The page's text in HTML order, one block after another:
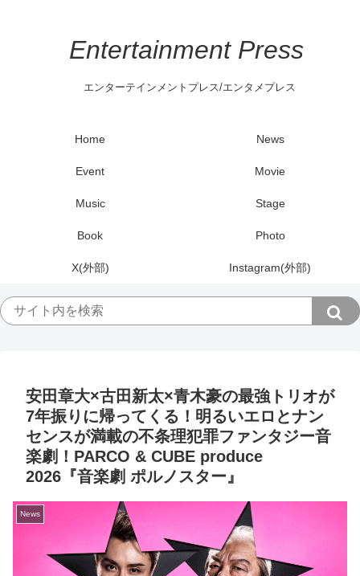
Entertainment Press
エンターテインメントプレス/エンタメプレス
Home News
Event Movie
Music Stage
Book Photo
X(外部) Instagram(外部)
安田章大×古田新太×青木豪の最強トリオが
7年振りに帰ってくる！明るいエロとナン
センスが満載の不条理犯罪ファンタジー音
楽劇！PARCO & CUBE produce
2026『音楽劇 ポルノスター』
News